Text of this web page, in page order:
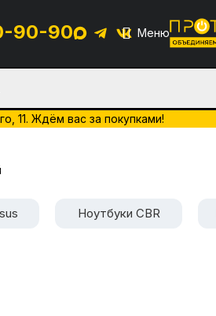
11. Ждём вас за покупками!
90-90 Меню
Ноутбуки CBR